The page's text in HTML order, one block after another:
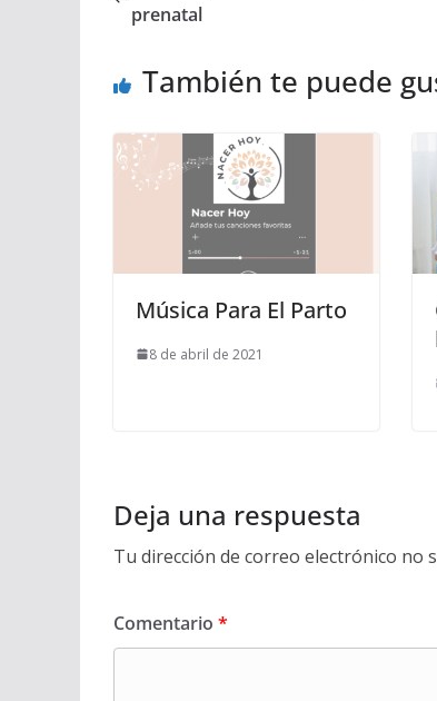
prenatal
También te puede
Música Para El Parto
8 de abril de 2021
Deja una respuesta
Tu dirección de correo electrónico no
Comentario *